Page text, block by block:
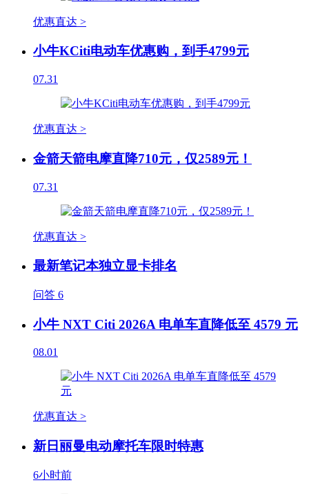
优惠直达 >
小牛KCiti电动车优惠购，到手4799元
07.31
优惠直达 >
金箭天箭电摩直降710元，仅2589元！
07.31
优惠直达 >
最新笔记本独立显卡排名
问答 6
小牛 NXT Citi 2026A 电单车直降低至 4579 元
08.01
优惠直达 >
新日丽曼电动摩托车限时特惠
6小时前